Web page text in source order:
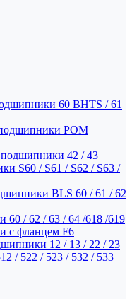
60 BHTS / 61
POM
42 / 43
S60 / S61 / S62 / S63 /
BLS 60 / 61 / 62
/ 62 / 63 / 64 /618 /619
с фланцем F6
12 / 13 / 22 / 23
/ 522 / 523 / 532 / 533